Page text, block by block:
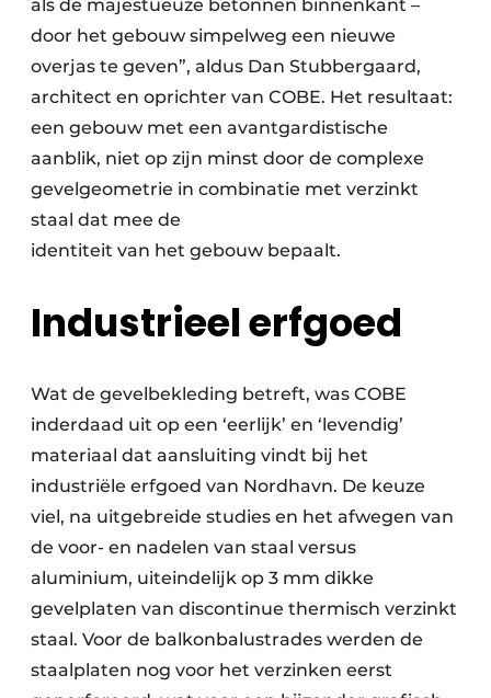
als de majestueuze betonnen binnenkant –
door het gebouw simpelweg een nieuwe
overjas te geven”, aldus Dan Stubbergaard,
architect en oprichter van COBE. Het resultaat:
een gebouw met een avantgardistische
aanblik, niet op zijn minst door de complexe
gevelgeometrie in combinatie met verzinkt
staal dat mee de
identiteit van het gebouw bepaalt.
Industrieel erfgoed
Wat de gevelbekleding betreft, was COBE
inderdaad uit op een ‘eerlijk’ en ‘levendig’
materiaal dat aansluiting vindt bij het
industriële erfgoed van Nordhavn. De keuze
viel, na uitgebreide studies en het afwegen van
de voor- en nadelen van staal versus
aluminium, uiteindelijk op 3 mm dikke
gevelplaten van discontinue thermisch verzinkt
staal. Voor de balkonbalustrades werden de
staalplaten nog voor het verzinken eerst